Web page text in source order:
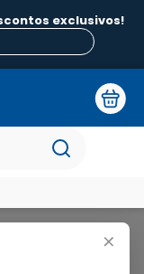
exclusivos!
+